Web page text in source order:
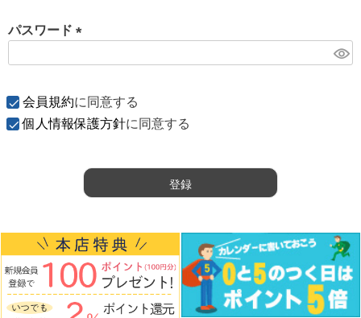
パスワード
)
会員規約に同意する
個人情報保護方針に同意する
登録